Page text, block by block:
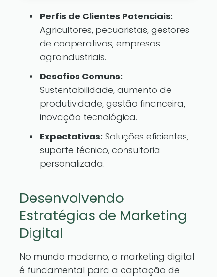
Perfis de Clientes Potenciais:
Agricultores, pecuaristas, gestores
de cooperativas, empresas
agroindustriais.
Desafios Comuns:
Sustentabilidade, aumento de
produtividade, gestão financeira,
inovação tecnológica.
Expectativas: Soluções eficientes,
suporte técnico, consultoria
personalizada.
Desenvolvendo
Estratégias de Marketing
Digital
No mundo moderno, o marketing digital
é fundamental para a captação de